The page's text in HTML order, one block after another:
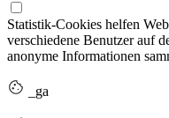
Statistik-Cookies helfen
verschiedene Benutzer auf
anonyme Informationen
_ga